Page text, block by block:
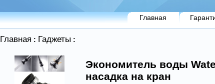
Главная
Главная : Гаджеты :
Экономитель воды
насадка на кран